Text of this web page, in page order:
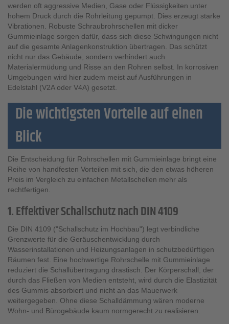
werden oft aggressive Medien, Gase oder Flüssigkeiten unter
hohem Druck durch die Rohrleitung gepumpt. Dies erzeugt starke
Vibrationen. Robuste Schraubrohrschellen mit dicker
Gummieinlage sorgen dafür, dass sich diese Schwingungen nicht
auf die gesamte Anlagenkonstruktion übertragen. Das schützt
nicht nur das Gebäude, sondern verhindert auch
Materialermüdung und Risse an den Rohren selbst. In korrosiven
Umgebungen wird hier zudem meist auf Ausführungen in
Edelstahl (V2A oder V4A) gesetzt.
Die wichtigsten Vorteile auf einen
Blick
Die Entscheidung für Rohrschellen mit Gummieinlage bringt eine
Reihe von handfesten Vorteilen mit sich, die den etwas höheren
Preis im Vergleich zu einfachen Metallschellen mehr als
rechtfertigen.
1. Effektiver Schallschutz nach DIN 4109
Die DIN 4109 ("Schallschutz im Hochbau") legt verbindliche
Grenzwerte für die Geräuschentwicklung durch
Wasserinstallationen und Heizungsanlagen in schutzbedürftigen
Räumen fest. Eine hochwertige Rohrschelle mit Gummieinlage
reduziert die Schallübertragung drastisch. Der Körperschall, der
durch das Fließen von Medien entsteht, wird durch die Elastizität
des Gummis absorbiert und nicht an das Mauerwerk
weitergegeben. Ohne diese Schalldämmung wären moderne
Wohn- und Bürogebäude kaum normgerecht zu realisieren.